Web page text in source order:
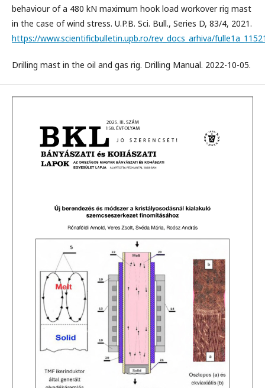
behaviour of a 480 kN maximum hook load workover rig mast
in the case of wind stress. U.P.B. Sci. Bull., Series D, 83/4, 2021.
https://www.scientificbulletin.upb.ro/rev_docs_arhiva/
Drilling mast in the oil and gas rig. Drilling Manual. 2022-10-05.